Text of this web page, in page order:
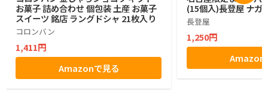
お菓子 詰め合わせ 個包装 土産 お菓子
スイーツ 銘店 ラングドシャ 21枚入り
コロンバン
1,411円
Amazonで見る
(15個入)長登屋 ナガ
長登屋
1,250円
Amazon